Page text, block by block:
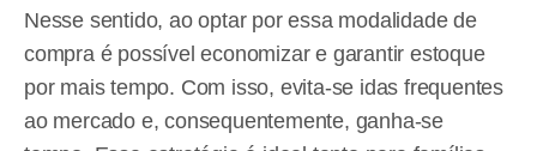
Nesse sentido, ao optar por essa modalidade de
compra é possível economizar e garantir estoque
por mais tempo. Com isso, evita-se idas frequentes
ao mercado e, consequentemente, ganha-se